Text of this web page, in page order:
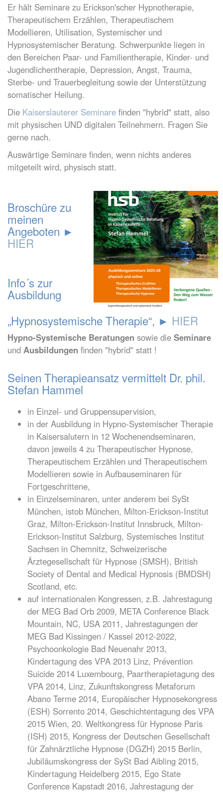
Er hält Seminare zu Erickson'scher Hypnotherapie,
Therapeutischem Erzählen, Therapeutischem
Modellieren, Utilisation, Systemischer und
Hypnosystemischer Beratung. Schwerpunkte liegen in
den Bereichen Paar- und Familientherapie, Kinder- und
Jugendlichentherapie, Depression, Angst, Trauma,
Sterbe- und Trauerbegleitung sowie der Unterstützung
somatischer Heilung.
Die Kaiserslauterer Seminare finden "hybrid" statt, also
mit physischen UND digitalen Teilnehmern. Fragen Sie
gerne nach.
Auswärtige Seminare finden, wenn nichts anderes
mitgeteilt wird, physisch statt.
Broschüre zu
meinen
Angeboten ►
HIER
Info´s zur
Ausbildung
„Hypnosystemische Therapie“, ► HIER
Hypno-Systemische Beratungen sowie die Seminare
und Ausbildungen finden "hybrid" statt !
Seinen Therapieansatz vermittelt Dr. phil.
Stefan Hammel
in Einzel- und Gruppensupervision,
in der Ausbildung in Hypno-Systemischer Therapie
in Kaisersalutern in 12 Wochenendseminaren,
davon jeweils 4 zu Therapeutischer Hypnose,
Therapeutischem Erzählen und Therapeutischem
Modellieren sowie in Aufbauseminaren für
Fortgeschrittene,
in Einzelseminaren, unter anderem bei SySt
München, istob München, Milton-Erickson-Institut
Graz, Milton-Erickson-Institut Innsbruck, Milton-
Erickson-Institut Salzburg, Systemisches Institut
Sachsen in Chemnitz, Schweizerische
Ärztegesellschaft für Hypnose (SMSH), British
Society of Dental and Medical Hypnosis (BMDSH)
Scotland, etc.
auf internationalen Kongressen, z.B. Jahrestagung
der MEG Bad Orb 2009, META Conference Black
Mountain, NC, USA 2011, Jahrestagungen der
MEG Bad Kissingen / Kassel 2012-2022,
Psychoonkologie Bad Neuenahr 2013,
Kindertagung des VPA 2013 Linz, Prévention
Suicide 2014 Luxembourg, Paartherapietagung des
VPA 2014, Linz, Zukunftskongress Metaforum
Abano Terme 2014, Europäischer Hypnosekongress
(ESH) Sorrento 2014, Geschichtentagung des VPA
2015 Wien, 20. Weltkongress für Hypnose Paris
(ISH) 2015, Kongress der Deutschen Gesellschaft
für Zahnärztliche Hypnose (DGZH) 2015 Berlin,
Jubiläumskongress der SySt Bad Aibling 2015,
Kindertagung Heidelberg 2015, Ego State
Conference Kapstadt 2016, Jahrestagung der